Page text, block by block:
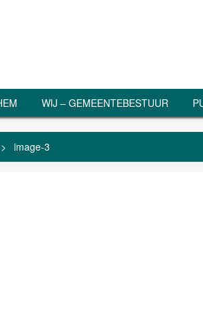
WIJ – GEMEENTEBESTUUR
> image-3